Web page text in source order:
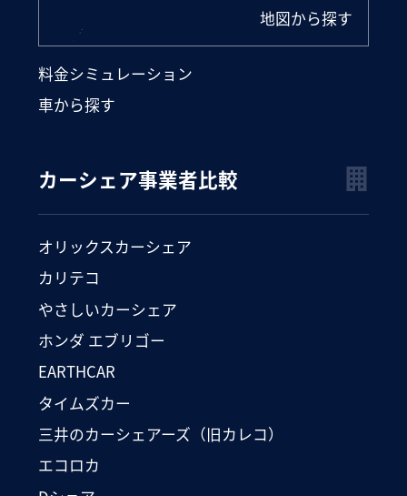
地図から探す
料金シミュレーション
車から探す
カーシェア事業者比較
オリックスカーシェア
カリテコ
やさしいカーシェア
ホンダ エブリゴー
EARTHCAR
タイムズカー
三井のカーシェアーズ（旧カレコ）
エコロカ